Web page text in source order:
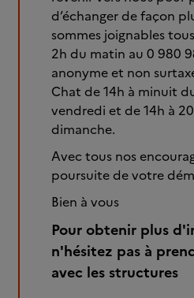
d’échanger de façon
sommes joignables
2h du matin au 0 980
anonyme et non
Chat de 14h à minuit
vendredi et de 14h à
dimanche.
Avec tous nos
poursuite de votre
Bien à vous
Pour obtenir plus
n'hésitez pas à
avec les structures